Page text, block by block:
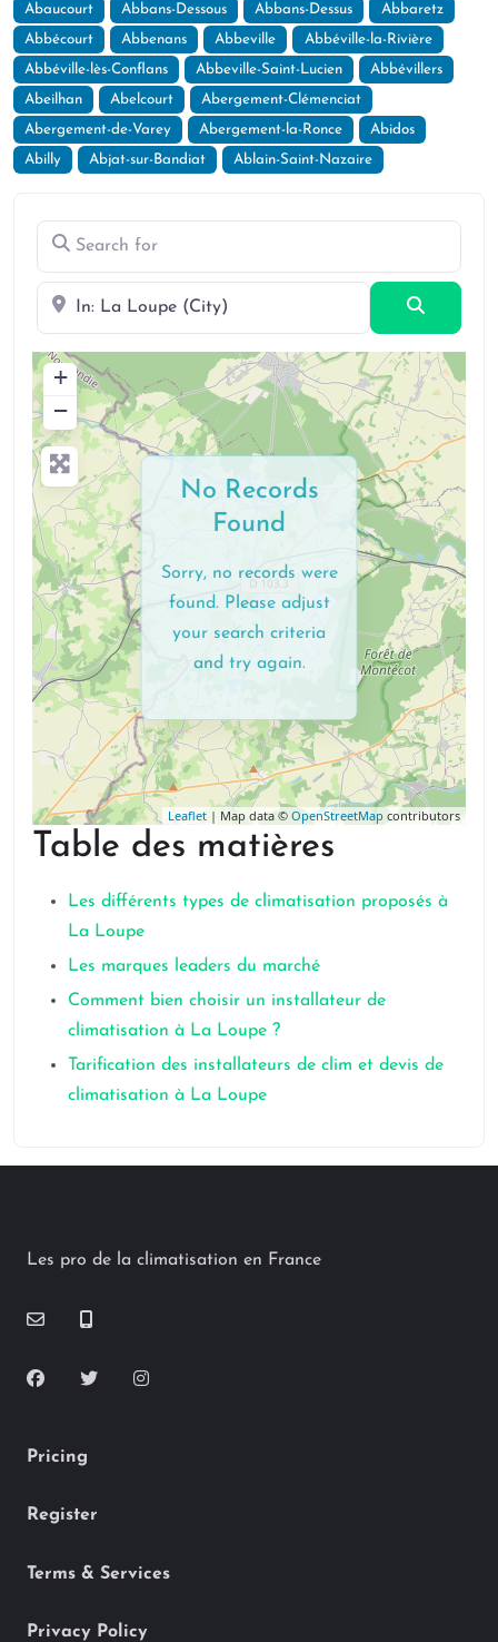
Search for
Near
+
−
Leaflet | Map data © OpenStreetMap contributors
No Records
Found
Sorry, no records were
found. Please adjust
your search criteria
and try again.
Table des matières
Les différents types de climatisation proposés à
La Loupe
Les marques leaders du marché
Comment bien choisir un installateur de
climatisation à La Loupe ?
Tarification des installateurs de clim et devis de
climatisation à La Loupe
Abaucourt Abbans-Dessous Abbans-Dessus Abbaretz
Abbécourt Abbenans Abbeville Abbéville-la-Rivière
Abbéville-lès-Conflans Abbeville-Saint-Lucien Abbévillers
Abeilhan Abelcourt Abergement-Clémenciat
Abergement-de-Varey Abergement-la-Ronce Abidos
Abilly Abjat-sur-Bandiat Ablain-Saint-Nazaire
Les pro de la climatisation en France
Pricing
Register
Terms & Services
Privacy Policy